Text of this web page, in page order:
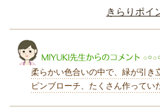
きらりポイ
柔らかい色合いの中で、緑が引き
ピンブローチ、たくさん作ってい